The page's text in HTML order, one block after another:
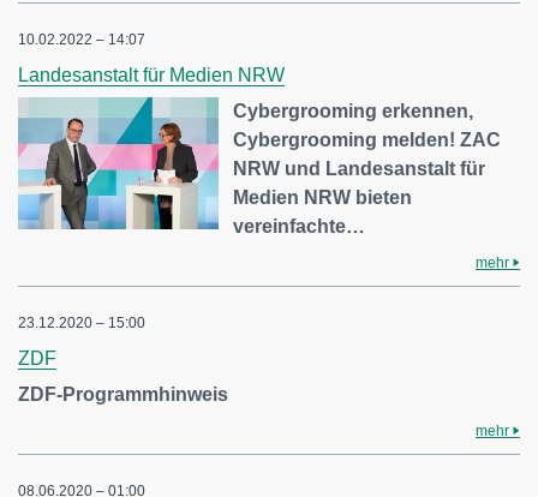
10.02.2022 – 14:07
Landesanstalt für Medien NRW
Cybergrooming erkennen,
Cybergrooming melden! ZAC
NRW und Landesanstalt für
Medien NRW bieten
vereinfachte…
mehr
23.12.2020 – 15:00
ZDF
ZDF-Programmhinweis
mehr
08.06.2020 – 01:00